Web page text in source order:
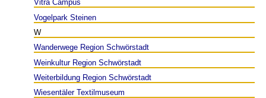
Vitra Campus
Vogelpark Steinen
W
Wanderwege Region Schwörstadt
Weinkultur Region Schwörstadt
Weiterbildung Region Schwörstadt
Wiesentäler Textilmuseum